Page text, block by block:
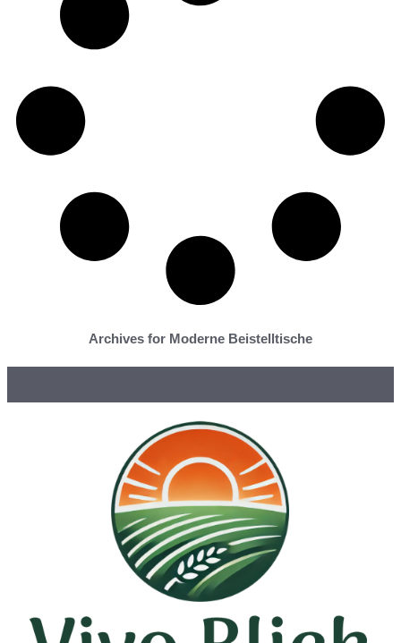
Archives for Moderne Beistelltische